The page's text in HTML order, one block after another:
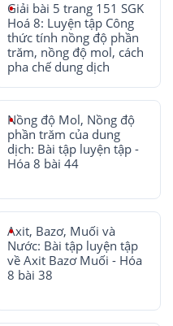
Giải bài 5 trang 151 SGK
Hoá 8: Luyện tập Công
thức tính nồng độ phần
trăm, nồng độ mol, cách
pha chế dung dịch
Nồng độ Mol, Nồng độ
phần trăm của dung
dịch: Bài tập luyện tập -
Hóa 8 bài 44
Axit, Bazơ, Muối và
Nước: Bài tập luyện tập
về Axit Bazơ Muối - Hóa
8 bài 38